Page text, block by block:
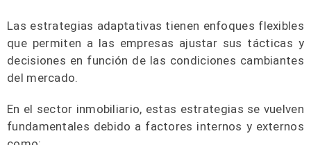
Las estrategias adaptativas tienen enfoques flexibles
que permiten a las empresas ajustar sus tácticas y
decisiones en función de las condiciones cambiantes
del mercado.
En el sector inmobiliario, estas estrategias se vuelven
fundamentales debido a factores internos y externos